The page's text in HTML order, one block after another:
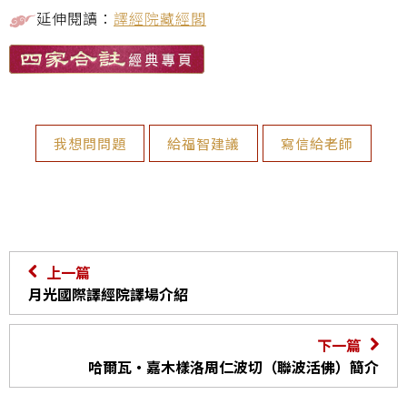
延伸閱讀： 譯經院藏經閣
我想問問題 給福智建議 寫信給老師
上一篇
月光國際譯經院譯場介紹
下一篇
哈爾瓦・嘉木樣洛周仁波切（聯波活佛）簡介